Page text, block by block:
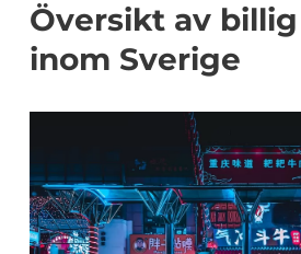
Översikt av
inom Sverige